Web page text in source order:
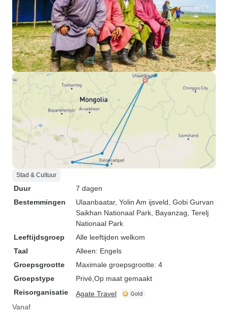
Stad & Cultuur
Duur
7 dagen
Bestemmingen
Ulaanbaatar, Yolin Am ijsveld , Gobi Gurvan
Saikhan Nationaal Park , Bayanzag , Terelj
Nationaal Park
Leeftijdsgroep
Alle leeftijden welkom
Taal
Alleen: Engels
Groepsgrootte
Maximale groepsgrootte: 4
Groepstype
Privé Op maat gemaakt
Reisorganisatie
Agate Travel
Vanaf